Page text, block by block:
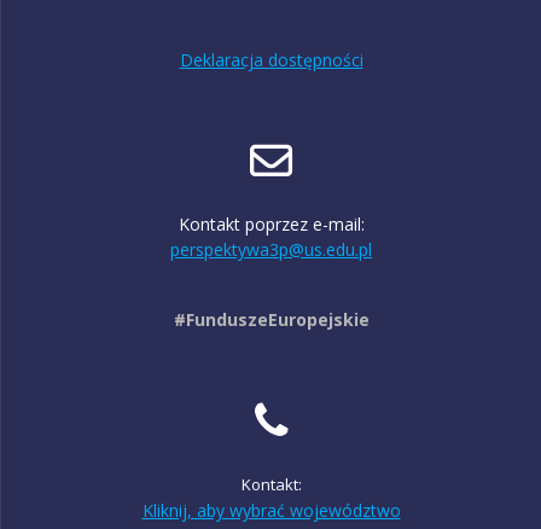
Deklaracja dostępności
Kontakt poprzez e-mail:
perspektywa3p@us.edu.pl
#FunduszeEuropejskie
Kontakt:
Kliknij, aby wybrać województwo